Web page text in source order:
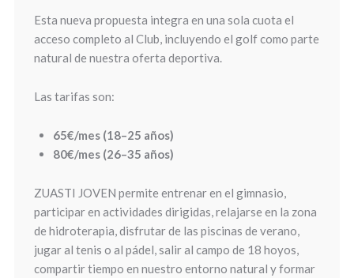
Esta nueva propuesta integra en una sola cuota el
acceso completo al Club, incluyendo el golf como parte
natural de nuestra oferta deportiva.
Las tarifas son:
65€/mes (18–25 años)
80€/mes (26–35 años)
ZUASTI JOVEN permite entrenar en el gimnasio,
participar en actividades dirigidas, relajarse en la zona
de hidroterapia, disfrutar de las piscinas de verano,
jugar al tenis o al pádel, salir al campo de 18 hoyos,
compartir tiempo en nuestro entorno natural y formar